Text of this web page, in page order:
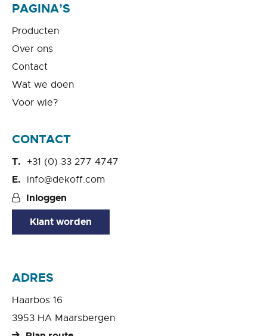
PAGINA’S
Producten
Over ons
Contact
Wat we doen
Voor wie?
CONTACT
+31 (0) 33 277 4747
info@dekoff.com
Inloggen
Klant worden
ADRES
Haarbos 16
3953 HA Maarsbergen